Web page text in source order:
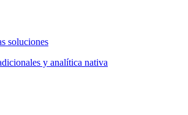
soluciones
y analítica nativa